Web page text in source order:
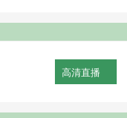
高清直播